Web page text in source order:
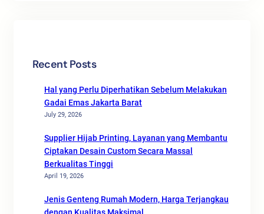
Recent Posts
Hal yang Perlu Diperhatikan Sebelum Melakukan
Gadai Emas Jakarta Barat
July 29, 2026
Supplier Hijab Printing, Layanan yang Membantu
Ciptakan Desain Custom Secara Massal
Berkualitas Tinggi
April 19, 2026
Jenis Genteng Rumah Modern, Harga Terjangkau
dengan Kualitas Maksimal